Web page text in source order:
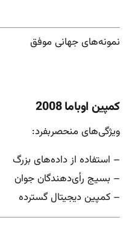
نمونه‌های جهانی موفق
کمپین اوباما 2008
ویژگی‌های منحصربفرد:
– استفاده از داده‌های بزرگ
– بسیج رأی‌دهندگان جوان
– کمپین دیجیتال گسترده